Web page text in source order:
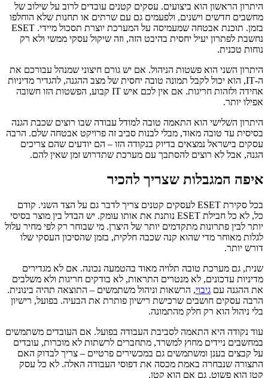
היתרון הראשון הוא ביצועים. עסקים קטנים עובדים לרוב על שילוב של
מחשבים חדשים וישנים, ולפעמים גם עם שרתים או תחנות שלא הוחלפו
בזמן. תוכנת אבטחה שמעמיסה על המערכת יוצרת תסכול מיידי. ESET
נחשבת לפתרון יעיל יחסית בהיבט הזה, וזה שיקול עסקי ממשי ולא רק
נוחות טכנית.
היתרון השני הוא פשטות הניהול. אם יש גורם חיצוני שמנהל עבורכם את
ה-IT, הוא יכול לקבל תמונה טובה יחסית של מצב ההגנה, להגדיר מדיניות
אחידה ולזהות חריגות. אם אין לכם איש IT קבוע, הפשטות הזו חשובה
אפילו יותר.
היתרון השלישי הוא התאמה טובה למודל עבודה שבו רוצים שכבת הגנה
בסיסית עד טובה מאוד, מבלי לבנות סביב זה פרויקט אבטחה שלם. הרבה
עסקים בישראל נמצאים בדיוק בנקודה הזו – הם יודעים שהם צריכים
הגנה, אבל לא רוצים להסתבך עם מערכת שתדרוש זמן שאין להם.
איפה המגבלות שצריך להכיר
בכל סקירת ESET לעסקים קטנים צריך לדבר גם על הצד השני. קודם
כל, לא כל חבילת ESET נותנת את אותו עומק. יש הבדל בין מוצר בסיסי
יותר לבין פתרונות מתקדמים יותר של היצרן. מי שבוחר רק לפי מחיר עלול
לגלות מאוחר מדי שהוא קנה שכבה חלקית, בזמן שהסיכון העסקי שלו
דורש יותר.
שנית, גם מערכת טובה תלויה מאוד בהטמעה נכונה. אם לא מגדירים
מדיניות עדכונים, לא מנטרים התראות, לא בודקים חריגות ולא משלבים
את ההגנה עם גיבוי, הרשאות וניהול משתמשים – התוצאה תהיה בינונית.
הרבה עסקים חושבים שרכישת רישיון פותרת את הבעיה. בפועל, רישיון
בלי ניהול הוא רק חלק מהתמונה.
עוד נקודה היא התאמה לסביבת העבודה בפועל. אם העובדים משתמשים
במחשבים ניידים מחוץ למשרד, מתחברים לרשתות לא מוכרות, עובדים
על קבצים בענן ומשתמשים גם במכשירים פרטיים – צריך לבדוק האם
התצורה שנבחרה באמת מכסה את דפוסי העבודה האלה. לא כל עסק
קטן הוא פשוט, גם אם הוא קטן.